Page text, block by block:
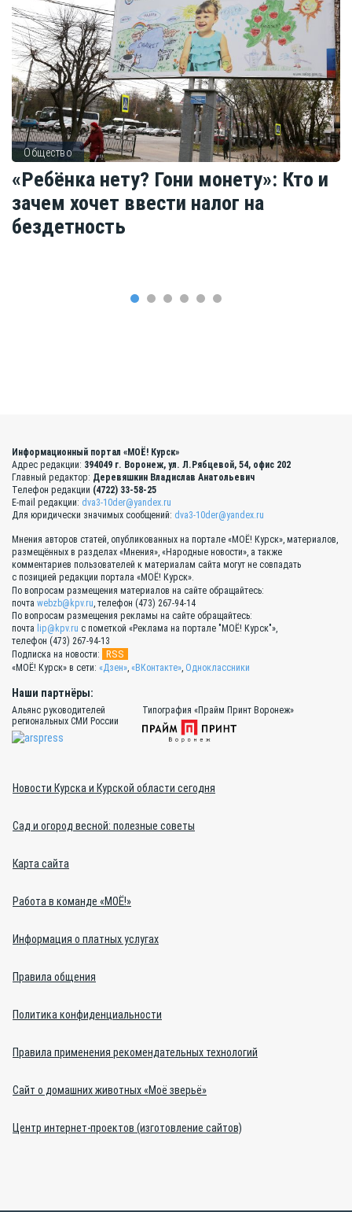
Общество
«Ребёнка нету? Гони монету»: Кто и
зачем хочет ввести налог на
бездетность
Информационный портал «МОЁ! Курск»
Адрес редакции: 394049 г. Воронеж, ул. Л.Рябцевой, 54, офис 202
Главный редактор: Деревяшкин Владислав Анатольевич
Телефон редакции (4722) 33-58-25
E-mail редакции: dva3-10der@yandex.ru
Для юридически значимых сообщений: dva3-10der@yandex.ru
Мнения авторов статей, опубликованных на портале «МОЁ! Курск», материалов,
размещённых в разделах «Мнения», «Народные новости», а также
комментариев пользователей к материалам сайта могут не совпадать
с позицией редакции портала «МОЁ! Курск».
По вопросам размещения материалов на сайте обращайтесь:
почта webzb@kpv.ru, телефон (473) 267-94-14
По вопросам размещения рекламы на сайте обращайтесь:
почта lip@kpv.ru с пометкой «Реклама на портале "МОЁ! Курск"»,
телефон (473) 267-94-13
Подписка на новости:
RSS
«МОЁ! Курск» в сети: «Дзен», «ВКонтакте», Одноклассники
Наши партнёры:
Альянс руководителей
региональных СМИ России
Типография «Прайм Принт Воронеж»
Новости Курска и Курской области сегодня
Сад и огород весной: полезные советы
Карта сайта
Работа в команде «МОЁ!»
Информация о платных услугах
Правила общения
Политика конфиденциальности
Правила применения рекомендательных технологий
Сайт о домашних животных «Моё зверьё»
Центр интернет-проектов (изготовление сайтов)